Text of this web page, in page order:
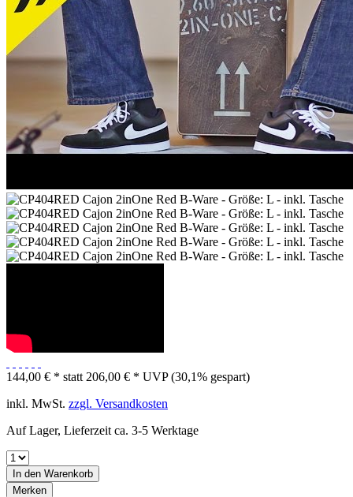
144,00 € * statt 206,00 € * UVP(30,1% gespart)
inkl. MwSt. zzgl. Versandkosten
Auf Lager, Lieferzeit ca. 3-5 Werktage
In den Warenkorb
Merken